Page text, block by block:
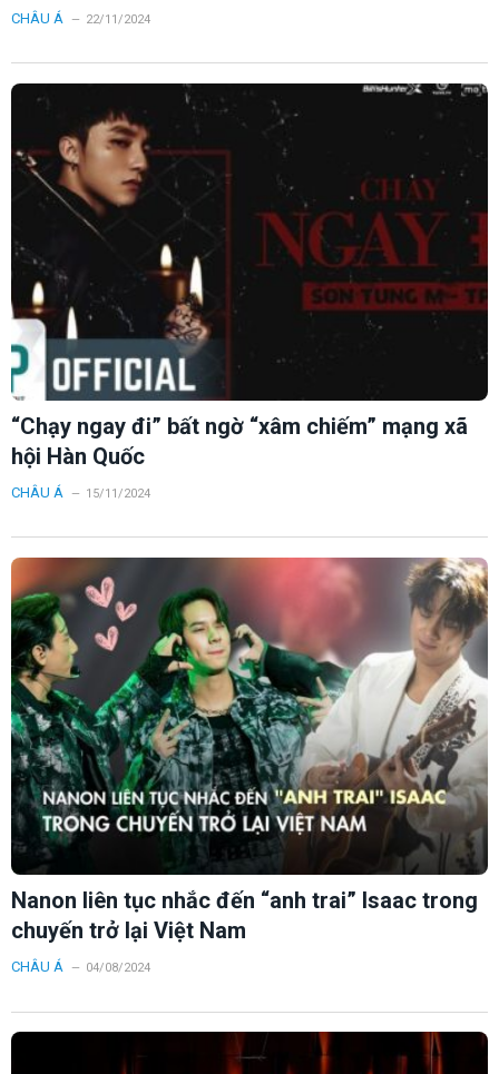
CHÂU Á 22/11/2024
“Chạy ngay đi” bất ngờ “xâm chiếm” mạng xã
hội Hàn Quốc
CHÂU Á 15/11/2024
Nanon liên tục nhắc đến “anh trai” Isaac trong
chuyến trở lại Việt Nam
CHÂU Á 04/08/2024